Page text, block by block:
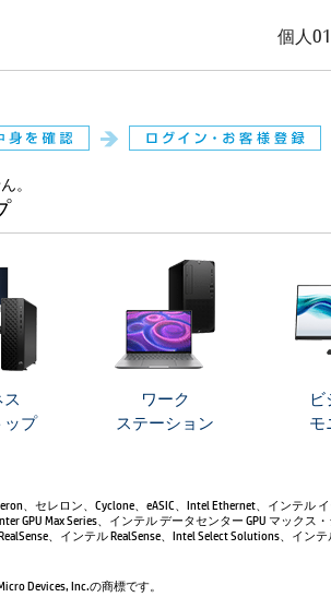
個人
。
ス
ップ
ワーク
ステーション
ビ
モ
、セレロン、Cyclone、eASIC、Intel Ethernet、インテル
GPU Max Series、インテル データセンター GPU マック
、インテル RealSense、Intel Select Solutions、イ
Devices, Inc.の商標です。